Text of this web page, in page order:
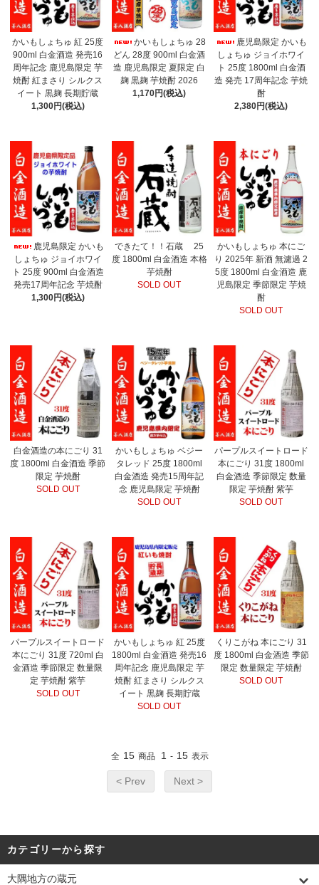
かいもしょちゅ 紅 25度
900ml 白金酒造 発売16
周年記念 鹿児島限定 芋
焼酎 紅まさり シルクス
イート 黒麹 長期貯蔵
1,300円(税込)
かいもしょちゅ 28
どん 28度 900ml 白金酒
造 鹿児島限定 夏限定 白
麹 黒麹 芋焼酎 2026
1,170円(税込)
鹿児島限定 かいも
しょちゅ ジョイホワイ
ト 25度 1800ml 白金酒
造 発売 17周年記念 芋焼
酎
2,380円(税込)
鹿児島限定 かいも
しょちゅ ジョイホワイ
ト 25度 900ml 白金酒造
発売17周年記念 芋焼酎
1,300円(税込)
できたて！！石蔵 25
度 1800ml 白金酒造 本格
芋焼酎
SOLD OUT
かいもしょちゅ 本にご
り 2025年 新酒 無濾過 2
5度 1800ml 白金酒造 鹿
児島限定 季節限定 芋焼
酎
SOLD OUT
白金酒造の本にごり 31
度 1800ml 白金酒造 季節
限定 芋焼酎
SOLD OUT
かいもしょちゅ ベジー
タレッド 25度 1800ml
白金酒造 発売15周年記
念 鹿児島限定 芋焼酎
SOLD OUT
パープルスイートロード
本にごり 31度 1800ml
白金酒造 季節限定 数量
限定 芋焼酎 紫芋
SOLD OUT
パープルスイートロード
本にごり 31度 720ml 白
金酒造 季節限定 数量限
定 芋焼酎 紫芋
SOLD OUT
かいもしょちゅ 紅 25度
1800ml 白金酒造 発売16
周年記念 鹿児島限定 芋
焼酎 紅まさり シルクス
イート 黒麹 長期貯蔵
SOLD OUT
くりこがね 本にごり 31
度 1800ml 白金酒造 季節
限定 数量限定 芋焼酎
SOLD OUT
全 15 商品 1 - 15 表示
< Prev Next >
カテゴリーから探す
大隅地方の蔵元